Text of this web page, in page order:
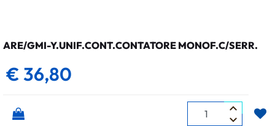
ARE/GMI-Y.UNIF.CONT.CONTATORE MONOF.C/SERR.
€ 36,80
Quantità